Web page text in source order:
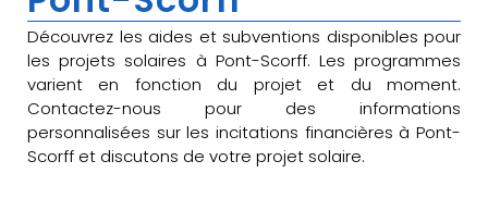
Découvrez les aides et subventions disponibles pour
les projets solaires à Pont-Scorff. Les programmes
varient en fonction du projet et du moment.
Contactez-nous pour des informations
personnalisées sur les incitations financières à Pont-
Scorff et discutons de votre projet solaire.